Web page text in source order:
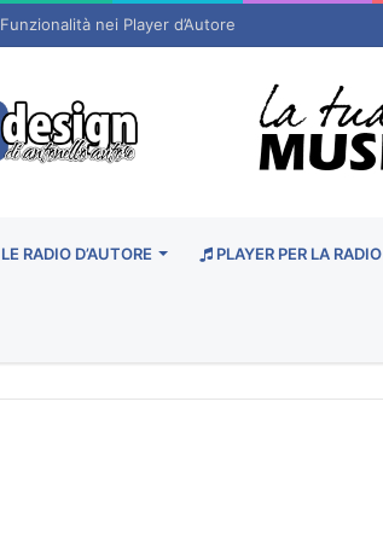
Funzionalità nei Player d’Autore
LE RADIO D’AUTORE PLAYER PER LA RADIO